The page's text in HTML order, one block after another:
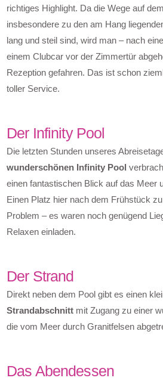
richtiges Highlight. Da die Wege auf
insbesondere zu den am Hang
lang und steil sind, wird man – nach
einem Clubcar vor der Zimmertür
Rezeption gefahren. Das ist schon
toller Service.
Der Infinity Pool
Die letzten Stunden unseres
wunderschönen Infinity Pool
einen fantastischen Blick auf das Meer
Einen Platz hier nach dem Frühstück
Problem – es waren noch genügend
Relaxen einladen.
Der Strand
Direkt neben dem Pool gibt es einen
Strandabschnitt mit Zugang zu einer
die vom Meer durch Granitfelsen
Das Abendessen